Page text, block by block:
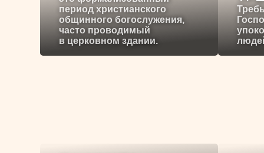
период христианского
общинного богослужения,
часто проводимый
в церковном здании.